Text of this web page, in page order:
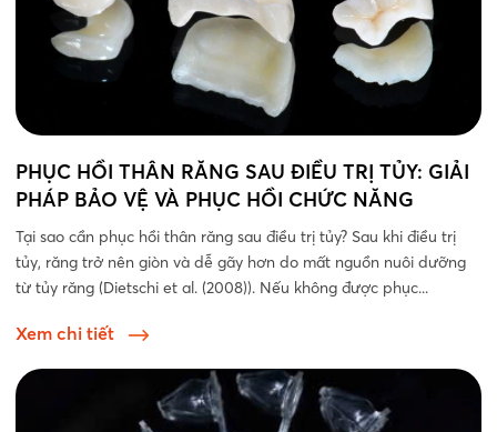
PHỤC HỒI THÂN RĂNG SAU ĐIỀU TRỊ TỦY: GIẢI
PHÁP BẢO VỆ VÀ PHỤC HỒI CHỨC NĂNG
Tại sao cần phục hồi thân răng sau điều trị tủy? Sau khi điều trị
tủy, răng trở nên giòn và dễ gãy hơn do mất nguồn nuôi dưỡng
từ tủy răng (Dietschi et al. (2008)). Nếu không được phục...
Xem chi tiết